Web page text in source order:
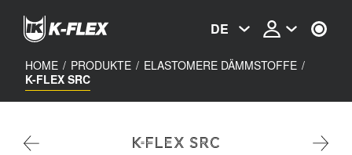
content
DE
HOME / PRODUKTE / ELASTOMERE DÄMMSTOFFE /
K-FLEX SRC
K-FLEX SRC